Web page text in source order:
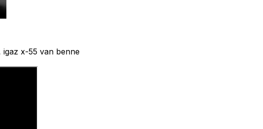
igaz x-55 van benne